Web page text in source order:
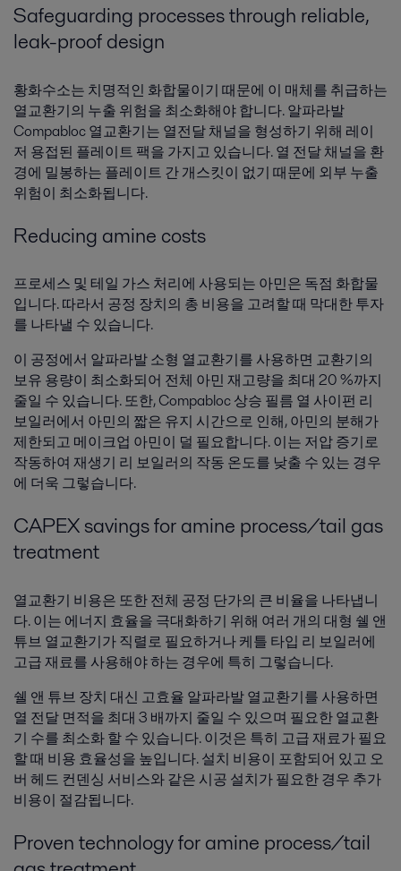
Safeguarding processes through reliable,
leak-proof design
황화수소는 치명적인 화합물이기 때문에 이 매체를 취급하는
열교환기의 누출 위험을 최소화해야 합니다. 알파라발
Compabloc 열교환기는 열전달 채널을 형성하기 위해 레이
저 용접된 플레이트 팩을 가지고 있습니다. 열 전달 채널을 환
경에 밀봉하는 플레이트 간 개스킷이 없기 때문에 외부 누출
위험이 최소화됩니다.
Reducing amine costs
프로세스 및 테일 가스 처리에 사용되는 아민은 독점 화합물
입니다. 따라서 공정 장치의 총 비용을 고려할 때 막대한 투자
를 나타낼 수 있습니다.
이 공정에서 알파라발 소형 열교환기를 사용하면 교환기의
보유 용량이 최소화되어 전체 아민 재고량을 최대 20 %까지
줄일 수 있습니다. 또한, Compabloc 상승 필름 열 사이펀 리
보일러에서 아민의 짧은 유지 시간으로 인해, 아민의 분해가
제한되고 메이크업 아민이 덜 필요합니다. 이는 저압 증기로
작동하여 재생기 리 보일러의 작동 온도를 낮출 수 있는 경우
에 더욱 그렇습니다.
CAPEX savings for amine process/tail gas
treatment
열교환기 비용은 또한 전체 공정 단가의 큰 비율을 나타냅니
다. 이는 에너지 효율을 극대화하기 위해 여러 개의 대형 쉘 앤
튜브 열교환기가 직렬로 필요하거나 케틀 타입 리 보일러에
고급 재료를 사용해야 하는 경우에 특히 그렇습니다.
쉘 앤 튜브 장치 대신 고효율 알파라발 열교환기를 사용하면
열 전달 면적을 최대 3 배까지 줄일 수 있으며 필요한 열교환
기 수를 최소화 할 수 있습니다. 이것은 특히 고급 재료가 필요
할 때 비용 효율성을 높입니다. 설치 비용이 포함되어 있고 오
버 헤드 컨덴싱 서비스와 같은 시공 설치가 필요한 경우 추가
비용이 절감됩니다.
Proven technology for amine process/tail